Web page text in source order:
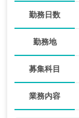
勤務日数
勤務地
募集科目
業務内容